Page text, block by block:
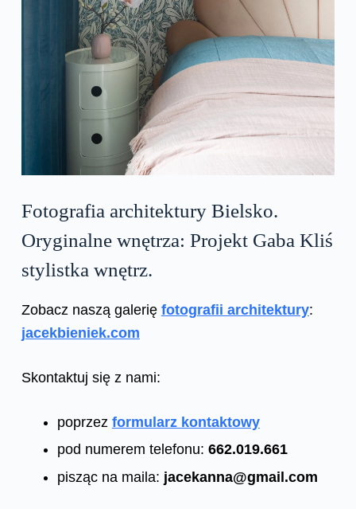
Fotografia architektury Bielsko.
Oryginalne wnętrza: Projekt Gaba Kliś
stylistka wnętrz.
Zobacz naszą galerię fotografii architektury:
jacekbieniek.com
Skontaktuj się z nami:
poprzez formularz kontaktowy
pod numerem telefonu: 662.019.661
pisząc na maila: jacekanna@gmail.com